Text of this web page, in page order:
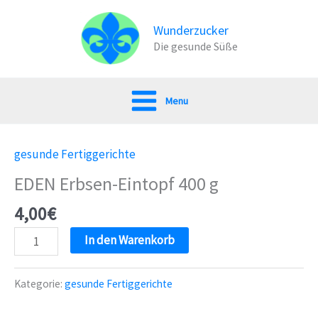
Wunderzucker
Die gesunde Süße
Menu
gesunde Fertiggerichte
EDEN Erbsen-Eintopf 400 g
4,00€
EDEN
Erbsen-
Eintopf
In den Warenkorb
Kategorie: gesunde Fertiggerichte